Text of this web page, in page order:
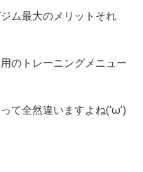
ム最大のメリットそれ
のトレーニングメニュー
て全然違いますよね(‘ω’)